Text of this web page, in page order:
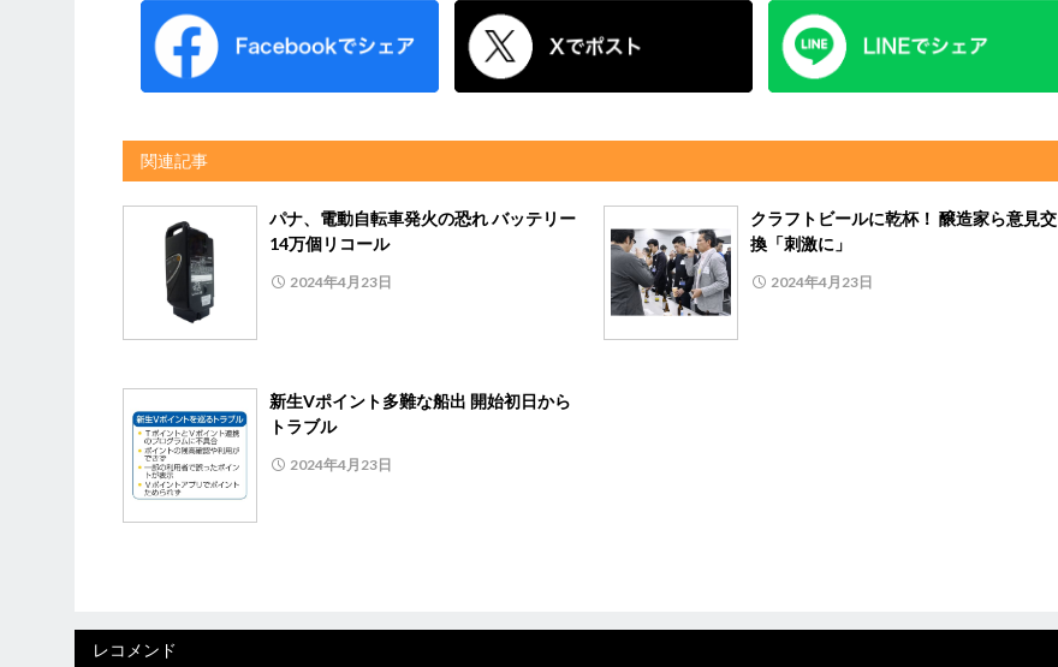
関連記事
パナ、電動自転車発火の恐れ バッテリー
14万個リコール
2024年4月23日
クラフトビールに乾杯！ 醸造家ら意見交
換「刺激に」
2024年4月23日
新生Vポイント多難な船出 開始初日から
トラブル
2024年4月23日
レコメンド